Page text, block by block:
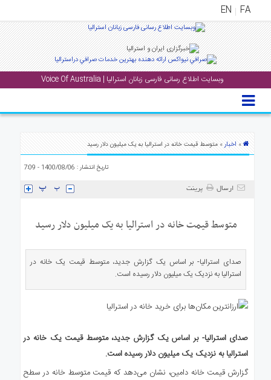
FA
EN
وبسایت اطلاع رسانی فارسی زبانان استرالیا | Voice Of Australia
منوی
اصلی
استرالیا
درباره
ارتباط
» اخبار» متوسط قیمت خانه در استرالیا به یک میلیون دلار رسید
تاریخ انتشار : 1400/08/06 - 7:09
ارسال پرینت
متوسط قیمت خانه در استرالیا به یک میلیون دلار رسید
صدای استرالیا- بر اساس یک گزارش جدید، متوسط قیمت یک خانه در
استرالیا به نزدیک یک میلیون دلار رسیده است.
صدای استرالیا- بر اساس یک گزارش جدید، متوسط قیمت یک خانه در
استرالیا به نزدیک یک میلیون دلار رسیده است.
گزارش قیمت خانه دامین، نشان می‌دهد که قیمت متوسط خانه در سطح